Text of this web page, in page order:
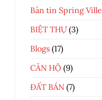
Bản tin Spring Ville
BIỆT THỰ(3)
Blogs (17)
CĂN HỘ (9)
ĐẤT BÁN (7)